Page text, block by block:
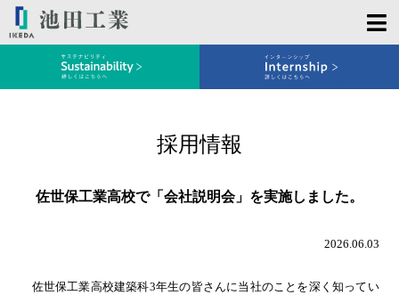
採用情報
佐世保工業高校で「会社説明会」を実施しました。
2026.06.03
佐世保工業高校建築科3年生の皆さんに当社のことを深く知ってい